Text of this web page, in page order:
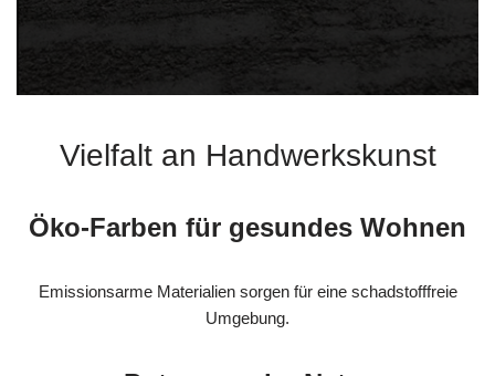
Vielfalt an Handwerkskunst
Öko-Farben für gesundes Wohnen
Emissionsarme Materialien sorgen für eine schadstofffreie
Umgebung.